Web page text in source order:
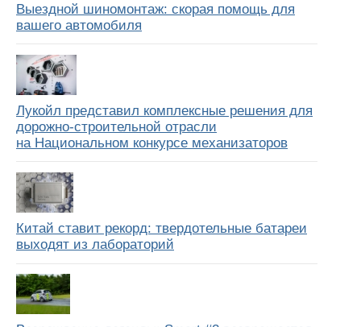
Выездной шиномонтаж: скорая помощь для
вашего автомобиля
Лукойл представил комплексные решения для
дорожно-строительной отрасли
на Национальном конкурсе механизаторов
Китай ставит рекорд: твердотельные батареи
выходят из лабораторий